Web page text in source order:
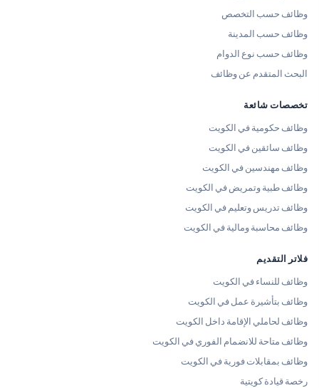
وظائف حسب التخصص
وظائف حسب المدينة
وظائف حسب نوع الدوام
البحث المتقدم عن وظائف
تخصصات شائعة
وظائف حكومية في الكويت
وظائف سائقين في الكويت
وظائف مهندسين في الكويت
وظائف طبية وتمريض في الكويت
وظائف تدريس وتعليم في الكويت
وظائف محاسبة ومالية في الكويت
فلاتر التقديم
وظائف للنساء في الكويت
وظائف بتأشيرة عمل في الكويت
وظائف لحاملي الإقامة داخل الكويت
وظائف متاحة للانضمام الفوري في الكويت
وظائف بمقابلات فورية في الكويت
رخصة قيادة كويتية